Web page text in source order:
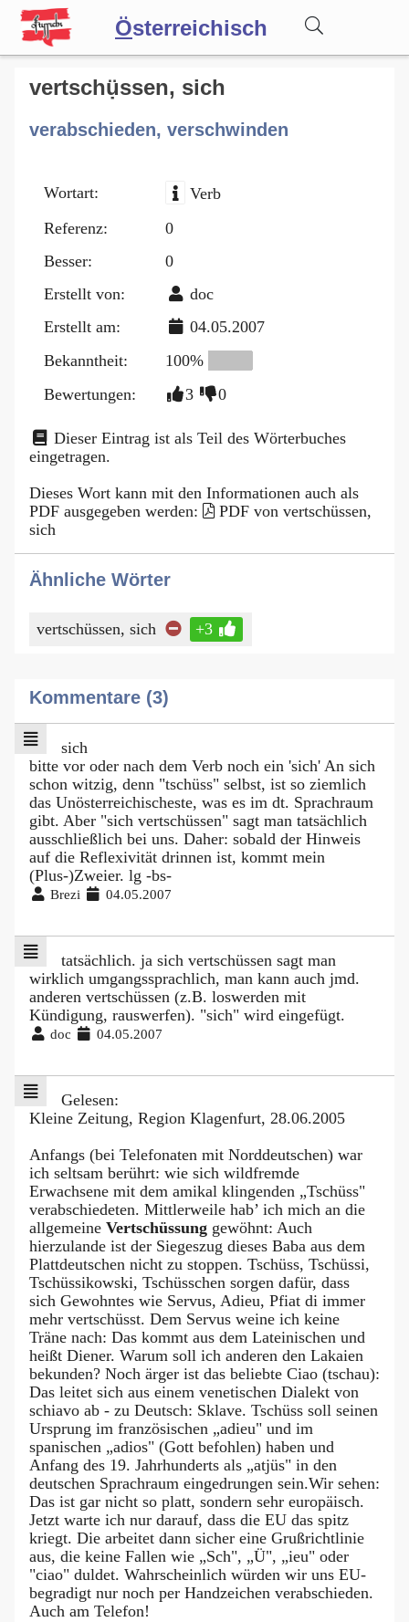
Österreichisch
Wörterbuch
Forum
Blog
vertschụ̈ssen, sich
verabschieden, verschwinden
Wortart:
Verb
Referenz:
0
Besser:
0
Erstellt von:
doc
Erstellt am:
04.05.2007
Bekanntheit:
100%
Bewertungen:
3 0
Dieser Eintrag ist als Teil des Wörterbuches
eingetragen.
Dieses Wort kann mit den Informationen auch als
PDF ausgegeben werden:
PDF von vertschüssen,
sich
Ähnliche Wörter
vertschüssen, sich +3
Kommentare (3)
sich
bitte vor oder nach dem Verb noch ein 'sich' An sich
schon witzig, denn "tschüss" selbst, ist so ziemlich
das Unösterreichischeste, was es im dt. Sprachraum
gibt. Aber "sich vertschüssen" sagt man tatsächlich
ausschließlich bei uns. Daher: sobald der Hinweis
auf die Reflexivität drinnen ist, kommt mein
(Plus-)Zweier. lg -bs-
Brezi 04.05.2007
tatsächlich. ja sich vertschüssen sagt man
wirklich umgangssprachlich, man kann auch jmd.
anderen vertschüssen (z.B. loswerden mit
Kündigung, rauswerfen). "sich" wird eingefügt.
doc 04.05.2007
Gelesen:
Kleine Zeitung, Region Klagenfurt, 28.06.2005
Anfangs (bei Telefonaten mit Norddeutschen) war
ich seltsam berührt: wie sich wildfremde
Erwachsene mit dem amikal klingenden „Tschüss"
verabschiedeten. Mittlerweile hab’ ich mich an die
allgemeine Vertschüssung gewöhnt: Auch
hierzulande ist der Siegeszug dieses Baba aus dem
Plattdeutschen nicht zu stoppen. Tschüss, Tschüssi,
Tschüssikowski, Tschüsschen sorgen dafür, dass
sich Gewohntes wie Servus, Adieu, Pfiat di immer
mehr vertschüsst. Dem Servus weine ich keine
Träne nach: Das kommt aus dem Lateinischen und
heißt Diener. Warum soll ich anderen den Lakaien
bekunden? Noch ärger ist das beliebte Ciao (tschau):
Das leitet sich aus einem venetischen Dialekt von
schiavo ab - zu Deutsch: Sklave. Tschüss soll seinen
Ursprung im französischen „adieu" und im
spanischen „adios" (Gott befohlen) haben und
Anfang des 19. Jahrhunderts als „atjüs" in den
deutschen Sprachraum eingedrungen sein.Wir sehen:
Das ist gar nicht so platt, sondern sehr europäisch.
Jetzt warte ich nur darauf, dass die EU das spitz
kriegt. Die arbeitet dann sicher eine Grußrichtlinie
aus, die keine Fallen wie „Sch", „Ü", „ieu" oder
"ciao" duldet. Wahrscheinlich würden wir uns EU-
begradigt nur noch per Handzeichen verabschieden.
Auch am Telefon!